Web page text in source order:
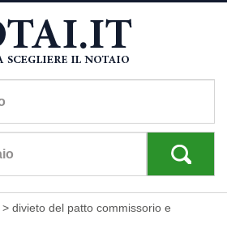
> divieto del patto commissorio e